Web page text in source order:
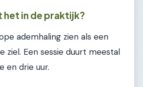
het in de praktijk?
ademhaling zien als een
ziel. Een sessie duurt meestal
en drie uur.